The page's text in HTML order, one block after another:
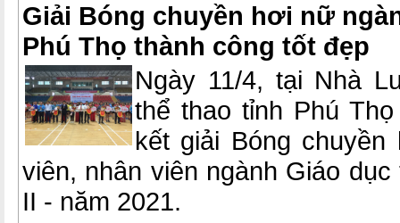
Giải Bóng chuyền hơi nữ
Phú Thọ thành công tốt đẹp
Ngày 11/4, tại Nhà
thể thao tỉnh Phú
kết giải Bóng
viên, nhân viên ngành Giáo
II - năm 2021.